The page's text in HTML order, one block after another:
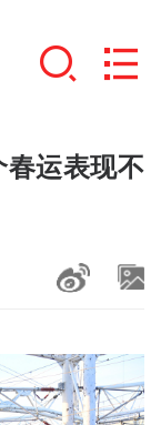
运表现不